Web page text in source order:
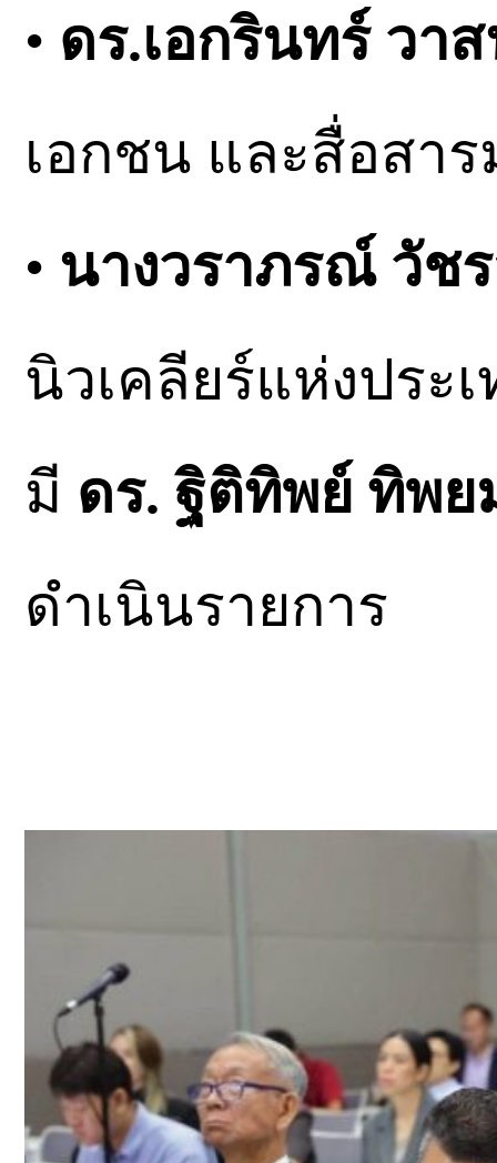
• ดร.เอกรินทร์ วา
เอกชน และสื่อสา
• นางวราภรณ์ วัช
นิวเคลียร์แห่งประ
มี ดร. ฐิติทิพย์ ทิพ
ดำเนินรายการ